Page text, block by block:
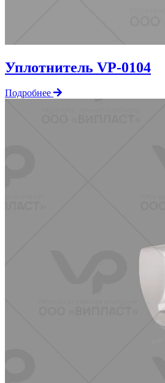
Уплотнитель VP-0104
Подробнее